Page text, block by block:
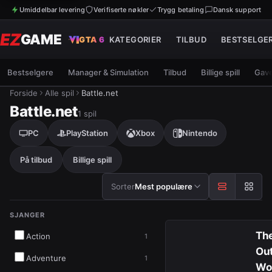
Umiddelbar levering Verifiserte nøkler Trygg betaling Dansk support
EZGAME GTA 6 KATEGORIER TILBUD
Bestselgere Manager & Simulation Tilbud Billige spill
Forside Alle spil Battle.net
Battle.net1 spil
PC
PlayStation Xbox Nintendo
På tilbud Billige spill
Sorter etter
SorterMest populære
SJANGER
Action 1
Adventure 1
Resultater